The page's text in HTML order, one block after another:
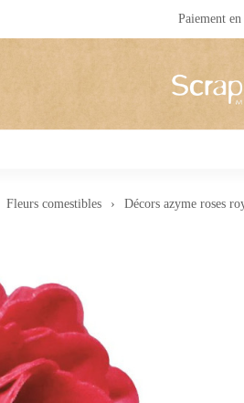
Fleurs comestibles Décors azyme roses